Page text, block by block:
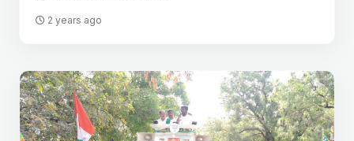
2 years ago